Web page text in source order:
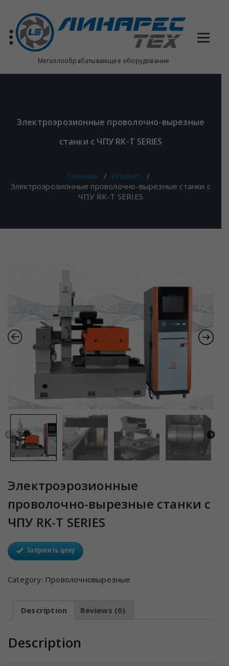
содержимому
Металлообрабатывающее оборудование
Электроэрозионные проволочно-вырезные
станки с ЧПУ RK-T SERIES
Главная / Product/
Электроэрозионные проволочно-вырезные станки с
ЧПУ RK-T SERIES
Электроэрозионные
проволочно-вырезные станки с
ЧПУ RK-T SERIES
Запросить цену
Category: Проволочновырезные
Description Reviews (0)
Description